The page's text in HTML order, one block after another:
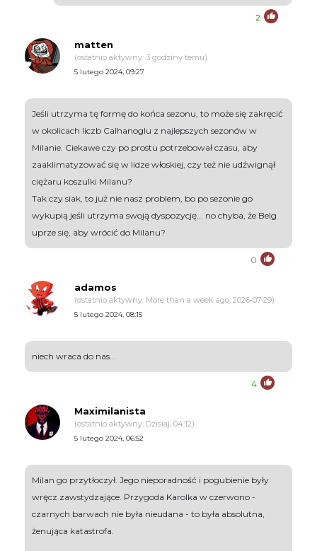
2
matten
(ostatnio aktywny: 3 godziny temu)
5 lutego 2024, 09:27
Jeśli utrzyma tę formę do końca sezonu, to może się zakręcić
w okolicach liczb Calhanoglu z najlepszych sezonów w
Milanie. Ciekawe czy po prostu potrzebował czasu, aby
zaaklimatyzować się w lidze włoskiej, czy też nie udźwignął
ciężaru koszulki Milanu?
Tak czy siak, to już nie nasz problem, bo po sezonie go
wykupią jeśli utrzyma swoją dyspozycję... no chyba, że Belg
uprze się, aby wrócić do Milanu?
0
adamos
(ostatnio aktywny: More than a week ago, 2026-07-29)
5 lutego 2024, 08:15
niech wraca do nas...
4
Maximilanista
(ostatnio aktywny: Dzisiaj, 04:12)
5 lutego 2024, 06:52
Milan go przytłoczył. Jego nieporadność i pogubienie były
wręcz zawstydzające. Przygoda Karolka w czerwono -
czarnych barwach nie była nieudana - to była absolutna,
żenująca katastrofa.